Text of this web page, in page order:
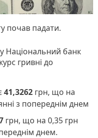
почав падати.
Національний банк
гривні до
41,3262 грн, що на
з попереднім днем
грн, що на 0,35 грн
днем.